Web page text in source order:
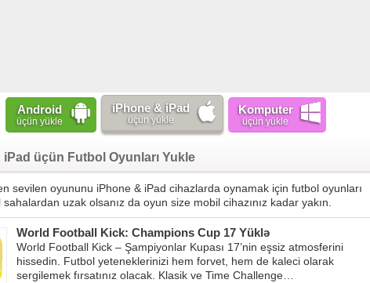
Android
üçün yükle
iPhone & iPad
üçün yükle
Komputer
üçün yükle
iPad üçün Futbol Oyunları Yukle
sevilen oyununu iPhone & iPad cihazlarda oynamak için futbol oyunları
uzak olsanız da oyun size mobil cihazınız kadar yakın.
World Football Kick: Champions Cup 17 Yüklə
World Football Kick – Şampiyonlar Kupası 17’nin eşsiz atmosferini
hissedin. Futbol yeteneklerinizi hem forvet, hem de kaleci olarak
sergilemek fırsatınız olacak. Klasik ve Time Challenge…